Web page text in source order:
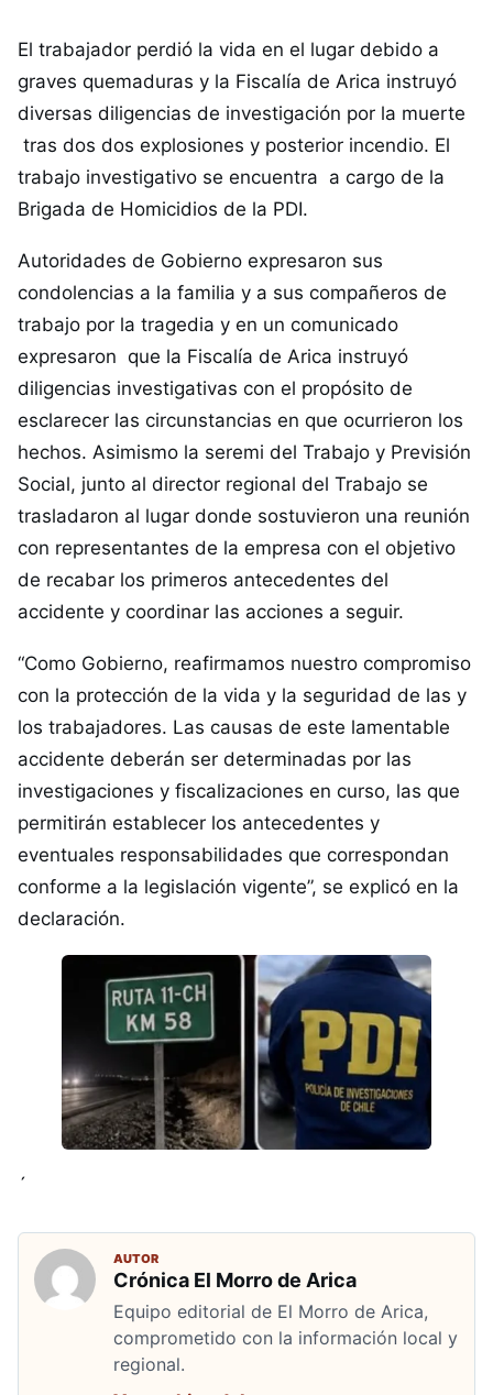
El trabajador perdió la vida en el lugar debido a
graves quemaduras y la Fiscalía de Arica instruyó
diversas diligencias de investigación por la muerte
tras dos dos explosiones y posterior incendio. El
trabajo investigativo se encuentra a cargo de la
Brigada de Homicidios de la PDI.
Autoridades de Gobierno expresaron sus
condolencias a la familia y a sus compañeros de
trabajo por la tragedia y en un comunicado
expresaron que la Fiscalía de Arica instruyó
diligencias investigativas con el propósito de
esclarecer las circunstancias en que ocurrieron los
hechos. Asimismo la seremi del Trabajo y Previsión
Social, junto al director regional del Trabajo se
trasladaron al lugar donde sostuvieron una reunión
con representantes de la empresa con el objetivo
de recabar los primeros antecedentes del
accidente y coordinar las acciones a seguir.
“Como Gobierno, reafirmamos nuestro compromiso
con la protección de la vida y la seguridad de las y
los trabajadores. Las causas de este lamentable
accidente deberán ser determinadas por las
investigaciones y fiscalizaciones en curso, las que
permitirán establecer los antecedentes y
eventuales responsabilidades que correspondan
conforme a la legislación vigente”, se explicó en la
declaración.
´
AUTOR
Crónica El Morro de Arica
Equipo editorial de El Morro de Arica,
comprometido con la información local y
regional.